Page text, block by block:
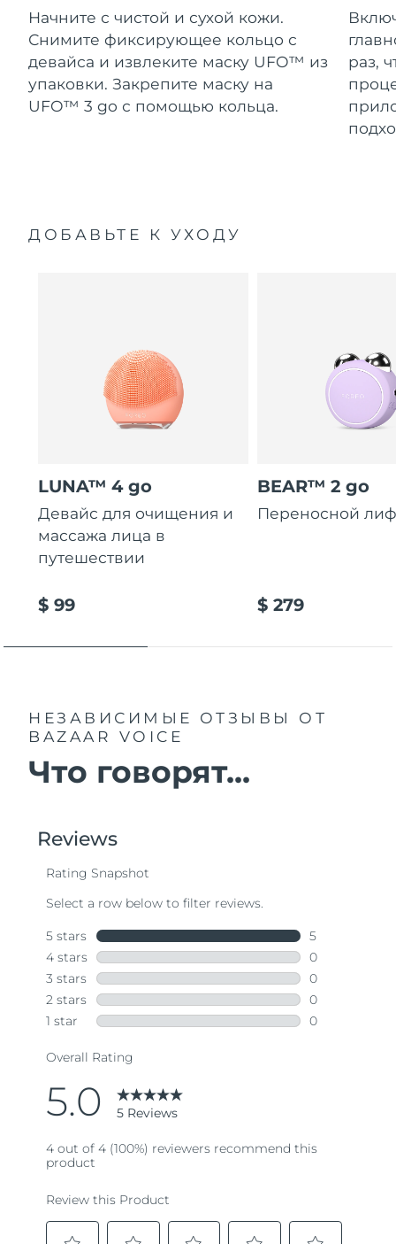
Начните с чистой и сухой кожи.
Снимите фиксирующее кольцо с
девайса и извлеките маску UFO™ из
упаковки. Закрепите маску на
UFO™ 3 go с помощью кольца.
раз,
ДОБАВЬТЕ К УХОДУ
LUNA™ 4 go
Девайс для очищения и
массажа лица в
путешествии
$ 99
BEAR™ 2 go
Переносной
$ 279
НЕЗАВИСИМЫЕ ОТЗЫВЫ
ОТ
BAZAAR VOICE
Что говорят...